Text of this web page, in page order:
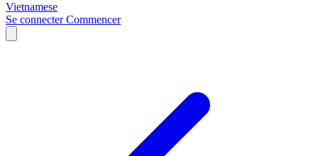
Vietnamese
Se connecterCommencer